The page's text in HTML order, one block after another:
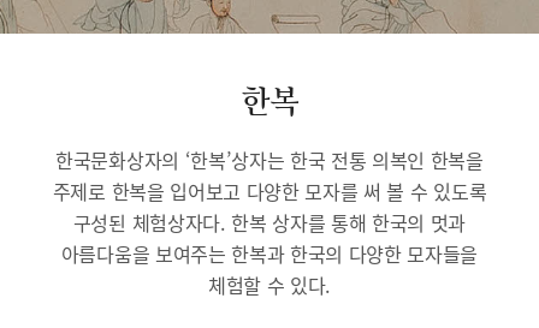
한복
한국문화상자의 ‘한복’상자는 한국 전통 의복인 한복을
주제로 한복을 입어보고 다양한 모자를 써 볼 수 있도록
구성된 체험상자다. 한복 상자를 통해 한국의 멋과
아름다움을 보여주는 한복과 한국의 다양한 모자들을
체험할 수 있다.